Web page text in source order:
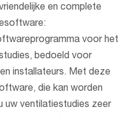
en complete
voor het
bedoeld voor
installateurs. Met deze
die kan worden
uw ventilatiestudies zeer